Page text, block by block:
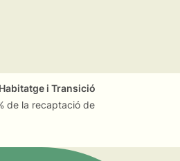
i Transició
de la recaptació de